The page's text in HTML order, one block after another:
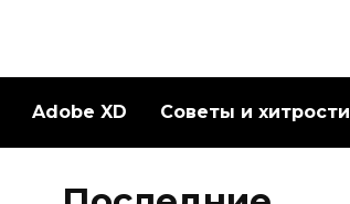
Adobe XD Советы и хитрости